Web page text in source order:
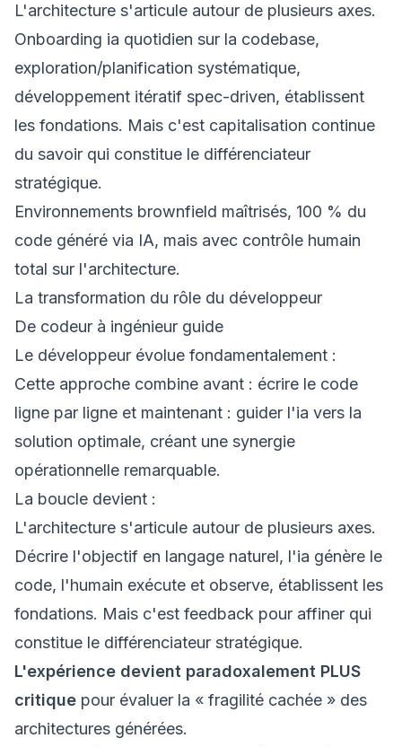
L'architecture s'articule autour de plusieurs axes.
Onboarding ia quotidien sur la codebase,
exploration/planification systématique,
développement itératif spec-driven, établissent
les fondations. Mais c'est capitalisation continue
du savoir qui constitue le différenciateur
stratégique.
Environnements brownfield maîtrisés, 100 % du
code généré via IA, mais avec contrôle humain
total sur l'architecture.
La transformation du rôle du développeur
De codeur à ingénieur guide
Le développeur évolue fondamentalement :
Cette approche combine avant : écrire le code
ligne par ligne et maintenant : guider l'ia vers la
solution optimale, créant une synergie
opérationnelle remarquable.
La boucle devient :
L'architecture s'articule autour de plusieurs axes.
Décrire l'objectif en langage naturel, l'ia génère le
code, l'humain exécute et observe, établissent les
fondations. Mais c'est feedback pour affiner qui
constitue le différenciateur stratégique.
L'expérience devient paradoxalement PLUS
critique pour évaluer la « fragilité cachée » des
architectures générées.